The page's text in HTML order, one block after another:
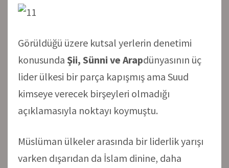
Görüldüğü üzere kutsal yerlerin denetimi
konusunda Şii, Sünni ve Arapdünyasının üç
lider ülkesi bir parça kapışmış ama Suud
kimseye verecek birşeyleri olmadığı
açıklamasıyla noktayı koymuştu.
Müslüman ülkeler arasında bir liderlik yarışı
varken dışarıdan da İslam dinine, daha